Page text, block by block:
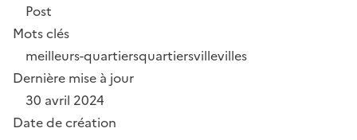
Post
Mots clés
meilleurs-quartiersquartiersvillevilles
Dernière mise à jour
30 avril 2024
Date de création